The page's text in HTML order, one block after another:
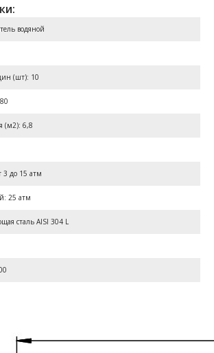
водяной
(шт): 10
(м2): 6,8
3 до 15 атм
25 атм
сталь AISI 304 L